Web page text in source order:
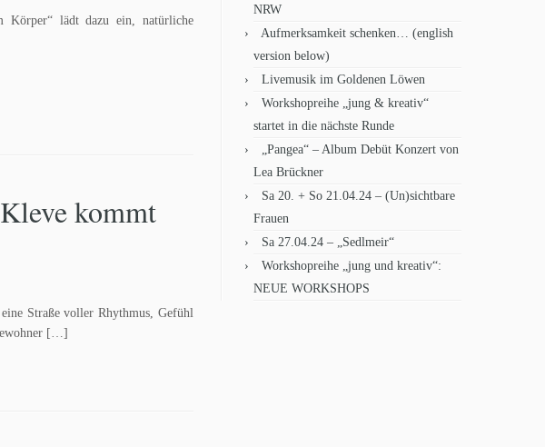
Körper“ lädt dazu ein, natürliche
kommt
Straße voller Rhythmus, Gefühl
[…]
NRW
Aufmerksamkeit schenken… (english
version below)
Livemusik im Goldenen Löwen
Workshopreihe „jung & kreativ“
startet in die nächste Runde
„Pangea“ – Album Debüt Konzert von
Lea Brückner
Sa 20. + So 21.04.24 – (Un)sichtbare
Frauen
Sa 27.04.24 – „Sedlmeir“
Workshopreihe „jung und kreativ“:
NEUE WORKSHOPS